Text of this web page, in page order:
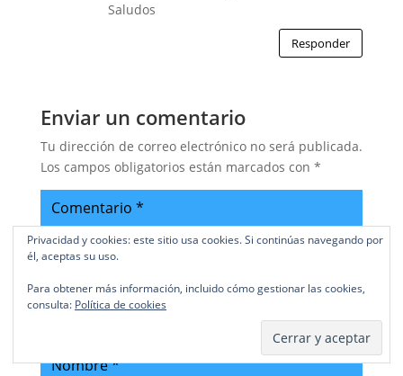
Saludos
Responder
Enviar un comentario
Tu dirección de correo electrónico no será publicada.
Los campos obligatorios están marcados con *
Privacidad y cookies: este sitio usa cookies. Si continúas navegando por
él, aceptas su uso.
Para obtener más información, incluido cómo gestionar las cookies,
consulta: Política de cookies